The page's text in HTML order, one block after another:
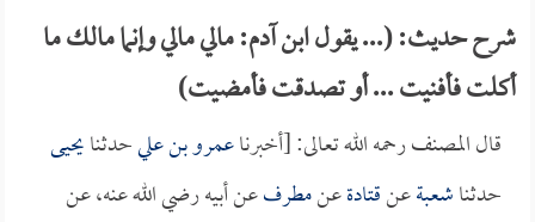
شرح حديث: (... يقول ابن آدم: مالي مالي وإنما مالك ما
أكلت فأفنيت ... أو تصدقت فأمضيت)
قال المصنف رحمه الله تعالى: [أخبرناعمرو بن عليحدثنايحيى
حدثناشعبةعنقتادةعنمطرفعن أبيه رضي الله عنه، عن